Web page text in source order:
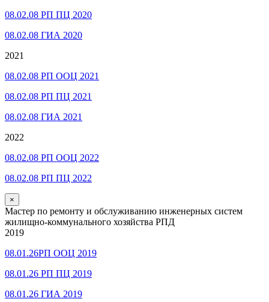
08.02.08 РП ПЦ 2020
08.02.08 ГИА 2020
2021
08.02.08 РП ООЦ 2021
08.02.08 РП ПЦ 2021
08.02.08 ГИА 2021
2022
08.02.08 РП ООЦ 2022
08.02.08 РП ПЦ 2022
×
Мастер по ремонту и обслуживанию инженерных систем
жилищно-коммунального хозяйства РПД
2019
08.01.26РП ООЦ 2019
08.01.26 РП ПЦ 2019
08.01.26 ГИА 2019